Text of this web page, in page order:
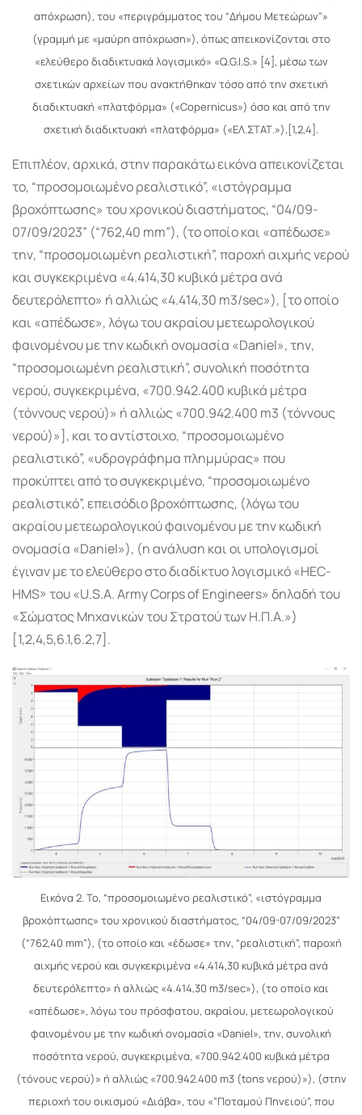
απόχρωση), του «περιγράμματος του “Δήμου Μετεώρων”»
(γραμμή με «μαύρη απόχρωση»), όπως απεικονίζονται στο
«ελεύθερο διαδικτυακά λογισμικό» «Q.G.I.S.» [4], μέσω των
σχετικών αρχείων που ανακτήθηκαν τόσο από την σχετική
διαδικτυακή «πλατφόρμα» («Copernicus») όσο και από την
σχετική διαδικτυακή «πλατφόρμα» («ΕΛ.ΣΤΑΤ.»),[1,2,4].
Επιπλέον, αρχικά, στην παρακάτω εικόνα απεικονίζεται
το, “προσομοιωμένο ρεαλιστικό”, «ιστόγραμμα
βροχόπτωσης» του χρονικού διαστήματος, “04/09-
07/09/2023” (“762,40 mm”), (το οποίο και «απέδωσε»
την, “προσομοιωμένη ρεαλιστική”, παροχή αιχμής νερού
και συγκεκριμένα «4.414,30 κυβικά μέτρα ανά
δευτερόλεπτο» ή αλλιώς «4.414,30 m3/sec»), [το οποίο
και «απέδωσε», λόγω του ακραίου μετεωρολογικού
φαινομένου με την κωδική ονομασία «Daniel», την,
“προσομοιωμένη ρεαλιστική”, συνολική ποσότητα
νερού, συγκεκριμένα, «700.942.400 κυβικά μέτρα
(τόννους νερού)» ή αλλιώς «700.942.400 m3 (τόννους
νερού)»], και το αντίστοιχο, “προσομοιωμένο
ρεαλιστικό”, «υδρογράφημα πλημμύρας» που
προκύπτει από το συγκεκριμένο, “προσομοιωμένο
ρεαλιστικό”, επεισόδιο βροχόπτωσης, (λόγω του
ακραίου μετεωρολογικού φαινομένου με την κωδική
ονομασία «Daniel»), (η ανάλυση και οι υπολογισμοί
έγιναν με το ελεύθερο στο διαδίκτυο λογισμικό «HEC-
HMS» του «U.S.A. Army Corps of Engineers» δηλαδή του
«Σώματος Μηχανικών του Στρατού των Η.Π.Α.»)
[1,2,4,5,6.1,6.2,7].
Εικόνα 2. Το, “προσομοιωμένο ρεαλιστικό”, «ιστόγραμμα
βροχόπτωσης» του χρονικού διαστήματος, “04/09-07/09/2023”
(“762,40 mm”), (το οποίο και «έδωσε» την, “ρεαλιστική”, παροχή
αιχμής νερού και συγκεκριμένα «4.414,30 κυβικά μέτρα ανά
δευτερόλεπτο» ή αλλιώς «4.414,30 m3/sec»), (το οποίο και
«απέδωσε», λόγω του πρόσφατου, ακραίου, μετεωρολογικού
φαινομένου με την κωδική ονομασία «Daniel», την, συνολική
ποσότητα νερού, συγκεκριμένα, «700.942.400 κυβικά μέτρα
(τόνους νερού)» ή αλλιώς «700.942.400 m3 (tons νερού)»), (στην
περιοχή του οικισμού «Διάβα», του «”Ποταμού Πηνειού”, που